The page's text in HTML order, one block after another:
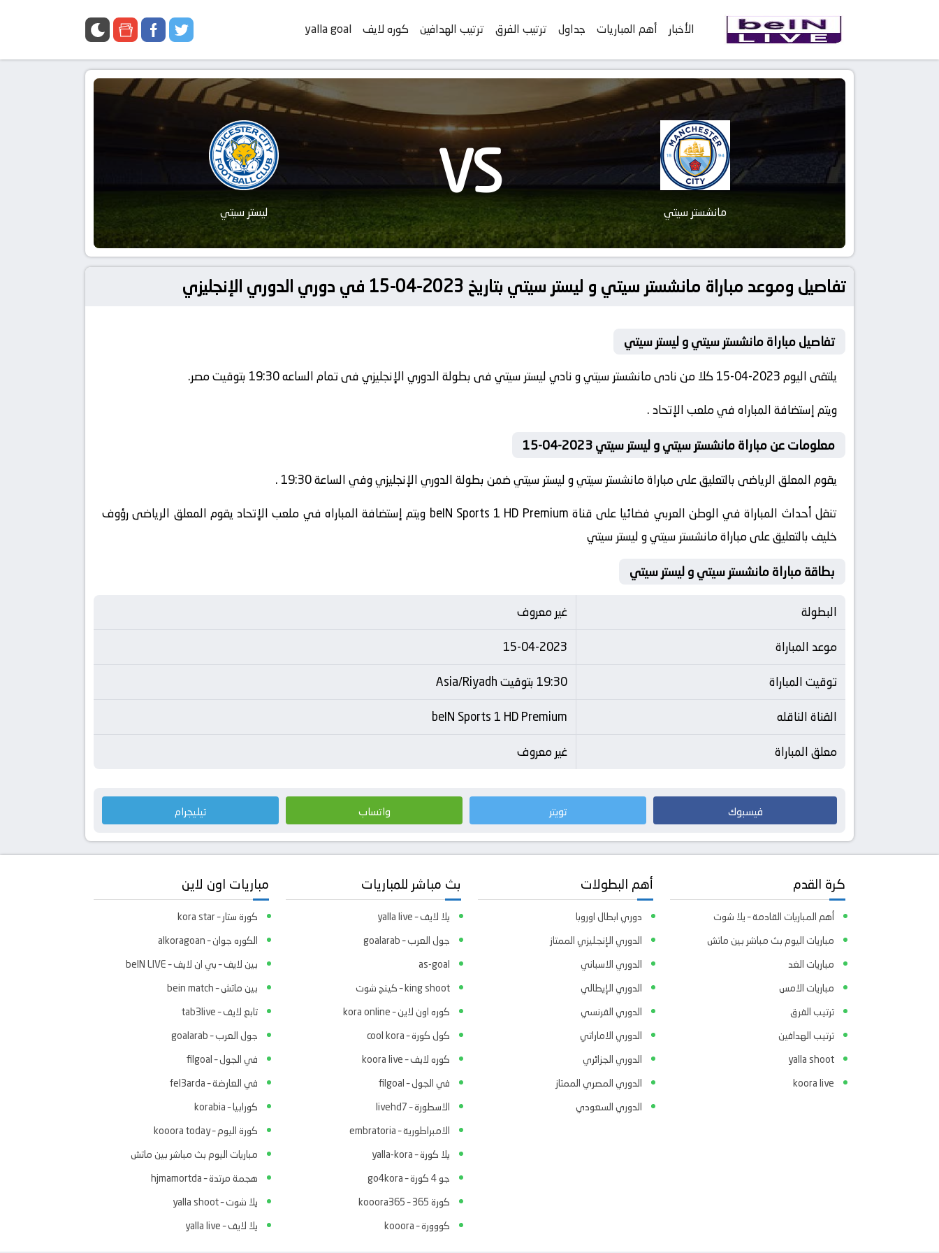
الأخبار أهم المباريات جداول ترتيب الفرق ترتيب الهدافين كوره لايف yalla goal
مانشستر سيتي VS ليستر سيتي
تفاصيل وموعد مباراة مانشستر سيتي و ليستر سيتي بتاريخ 2023-04-15 في دوري الدوري الإنجليزي
تفاصيل مباراة مانشستر سيتي و ليستر سيتي
يلتقى اليوم 2023-04-15 كلا من نادى مانشستر سيتي و نادي ليستر سيتي فى بطولة الدوري الإنجليزي فى تمام الساعه 19:30 بتوقيت مصر.
ويتم إستضافة المباراه في ملعب الإتحاد .
معلومات عن مباراة مانشستر سيتي و ليستر سيتي 2023-04-15
يقوم المعلق الرياضى بالتعليق على مباراة مانشستر سيتي و ليستر سيتي ضمن بطولة الدوري الإنجليزي وفي الساعة 19:30 .
تنقل أحداث المباراة في الوطن العربي فضائيا على قناة beIN Sports 1 HD Premium ويتم إستضافة المباراه في ملعب الإتحاد يقوم المعلق الرياضى رؤوف
خليف بالتعليق على مباراة مانشستر سيتي و ليستر سيتي
بطاقة مباراة مانشستر سيتي و ليستر سيتي
البطولة
غير معروف
موعد المباراة
15-04-2023
توقيت المباراة
19:30 بتوقيت Asia/Riyadh
القناة الناقله
beIN Sports 1 HD Premium
معلق المباراة
غير معروف
فيسبوك تويتر واتساب تيليجرام
كرة القدم
أهم المباريات القادمة – يلا شوت
مباريات اليوم بث مباشر بين ماتش
مباريات الغد
مباريات الامس
ترتيب الفرق
ترتيب الهدافين
yalla shoot
koora live
أهم البطولات
دوري ابطال اوروبا
الدوري الإنجليزي الممتاز
الدوري الاسباني
الدوري الإيطالي
الدوري الفرنسي
الدوري الاماراتي
الدوري الجزائري
الدوري المصري الممتاز
الدوري السعودي
بث مباشر للمباريات
يلا لايف – yalla live
جول العرب – goalarab
as-goal
king shoot – كينج شوت
كوره اون لاين – kora online
كول كورة – cool kora
كوره لايف – koora live
في الجول – filgoal
الاسطورة – livehd7
الامبراطورية – embratoria
يلا كورة – yalla-kora
جو 4 كورة – go4kora
كورة 365 – kooora365
كووورة – kooora
مباريات اون لاين
كورة ستار – kora star
الكوره جوان – alkoragoan
بين لايف – بي ان لايف – beIN LIVE
بين ماتش – bein match
تابع لايف – tab3live
جول العرب – goalarab
في الجول – filgoal
في العارضة – fel3arda
كورابيا – korabia
كورة اليوم – kooora today
مباريات اليوم بث مباشر بين ماتش
هجمة مرتدة – hjmamortda
يلا شوت – yalla shoot
يلا لايف – yalla live